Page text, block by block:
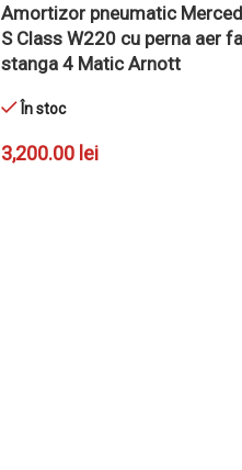
Amortizor pneumatic
S Class W220 cu perna aer
stanga 4 Matic Arnott
În stoc
3,200.00 lei